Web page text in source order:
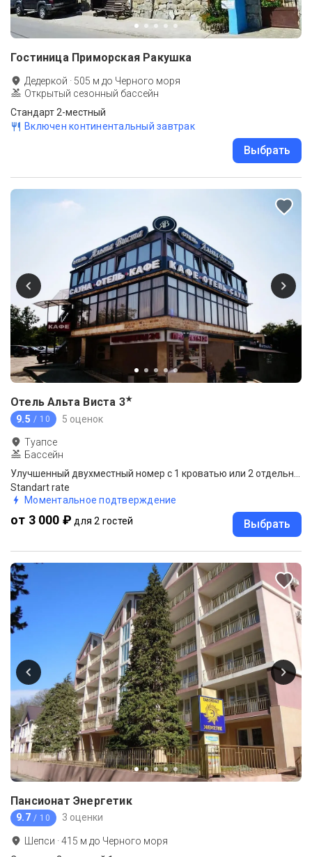
Гостиница Приморская Ракушка
Дедеркой · 505 м до Черного моря
Открытый сезонный бассейн
Стандарт 2-местный
Включен континентальный завтрак
Выбрать
Отель Альта Виста 3★
9.5 / 10 5 оценок
Туапсе
Бассейн
Улучшенный двухместный номер с 1 кроватью или 2 отдельными кроватями
Standart rate
Моментальное подтверждение
от 3 000 ₽ для 2 гостей Выбрать
Пансионат Энергетик
9.7 / 10 3 оценки
Шепси ·415 м до Черного моря